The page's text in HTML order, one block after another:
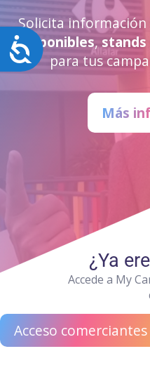
Accesibilidad
Solicita
disponibles, stands
para tus
Más
¿Ya
Accede a My
Acceso comerciantes